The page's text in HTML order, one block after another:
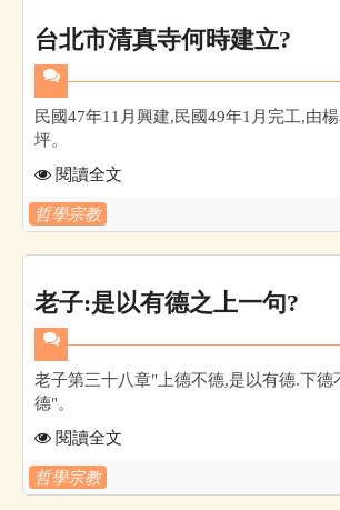
台北市清真寺何時建立?
民國47年11月興建,民國49年1月完工,由
坪。
閱讀全文
哲學宗教
老子:是以有德之上一句?
老子第三十八章"上德不德,是以有德.下德
德"。
閱讀全文
哲學宗教